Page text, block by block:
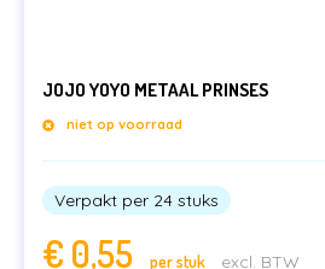
JOJO YOYO METAAL PRINSES
niet op voorraad
Verpakt per 24 stuks
€ 0,55 per stuk
excl. BTW